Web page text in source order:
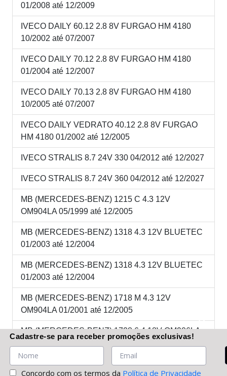
01/2008 até 12/2009
IVECO DAILY 60.12 2.8 8V FURGAO HM 4180
10/2002 até 07/2007
IVECO DAILY 70.12 2.8 8V FURGAO HM 4180
01/2004 até 12/2007
IVECO DAILY 70.13 2.8 8V FURGAO HM 4180
10/2005 até 07/2007
IVECO DAILY VEDRATO 40.12 2.8 8V FURGAO
HM 4180 01/2002 até 12/2005
IVECO STRALIS 8.7 24V 330 04/2012 até 12/2027
IVECO STRALIS 8.7 24V 360 04/2012 até 12/2027
MB (MERCEDES-BENZ) 1215 C 4.3 12V
OM904LA 05/1999 até 12/2005
MB (MERCEDES-BENZ) 1318 4.3 12V BLUETEC
01/2003 até 12/2004
MB (MERCEDES-BENZ) 1318 4.3 12V BLUETEC
01/2003 até 12/2004
MB (MERCEDES-BENZ) 1718 M 4.3 12V
OM904LA 01/2001 até 12/2005
MB (MERCEDES-BENZ) 1728 6.4 18V OM906LA
04/2003 até 01/2006
MB (MERCEDES-BENZ) 2423K 6.4 18V OM906LA
Cadastre-se para receber promoções exclusivas!
Concordo com os termos da Política de Privacidade